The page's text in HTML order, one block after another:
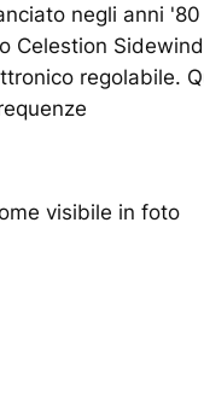
negli anni
regolabile.
visibile in foto